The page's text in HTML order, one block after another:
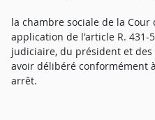
la chambre sociale de la Cour
application de l'article R. 431-
judiciaire, du président et
avoir délibéré conformément
arrêt.